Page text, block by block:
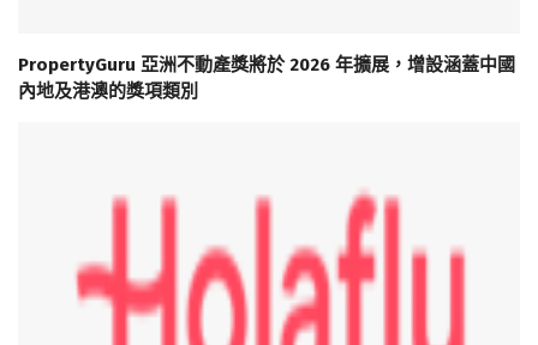
PropertyGuru 亞洲不動產獎將於 2026 年擴展，增設涵蓋中國
內地及港澳的獎項類別